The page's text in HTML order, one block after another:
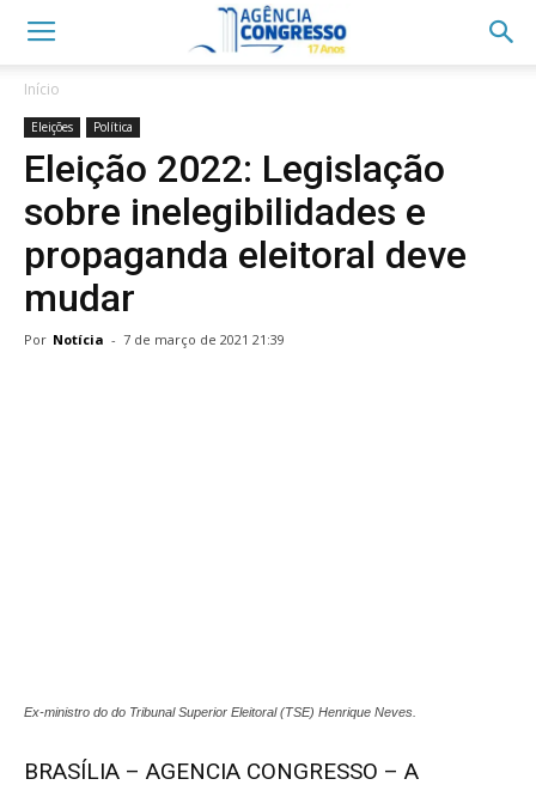
Início
Eleições Política
Eleição 2022: Legislação
sobre inelegibilidades e
propaganda eleitoral deve
mudar
Por Notícia - 7 de março de 2021 21:39
Ex-ministro do do Tribunal Superior Eleitoral (TSE) Henrique Neves.
BRASÍLIA – AGENCIA CONGRESSO – A